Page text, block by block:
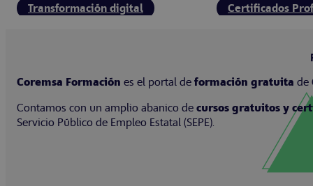
Transformación digital Certificados
Coremsa Formación es el portal de formación gratuita de
Contamos con un amplio abanico de cursos gratuitos y
Servicio Público de Empleo Estatal (SEPE).